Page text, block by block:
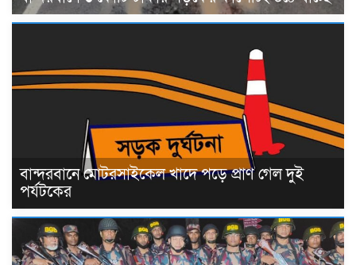
বান্দরবানে মোটরসাইকেল খাদে পড়ে প্রাণ গেল দুই
পর্যটকের